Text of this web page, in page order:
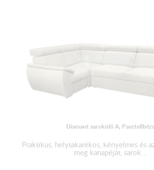
Diamant sarokülő A, Pasztellbézs
Praktikus, helytakarékos, kényelmes és
meg kanapéját, sarok...